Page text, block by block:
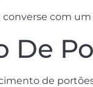
com um
De
de